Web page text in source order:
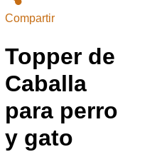
Compartir
Topper de
Caballa
para perro
y gato